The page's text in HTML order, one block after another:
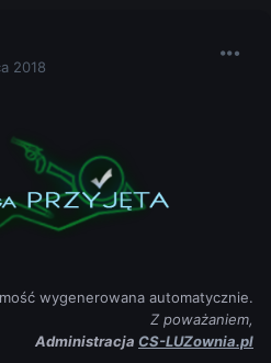
2018
wygenerowana automatycznie.
Z poważaniem,
Administracja CS-LUZownia.pl